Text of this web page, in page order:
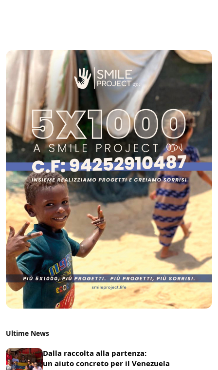
Ultime News
Dalla raccolta alla partenza:
un aiuto concreto per il Venezuela